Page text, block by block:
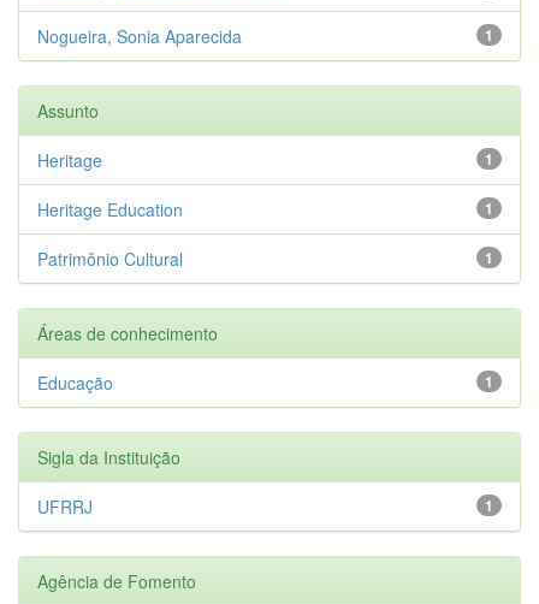
1
Nogueira, Sonia Aparecida
Assunto
1
Heritage
1
Heritage Education
1
Patrimônio Cultural
Áreas de conhecimento
1
Educação
Sigla da Instituição
1
UFRRJ
Agência de Fomento